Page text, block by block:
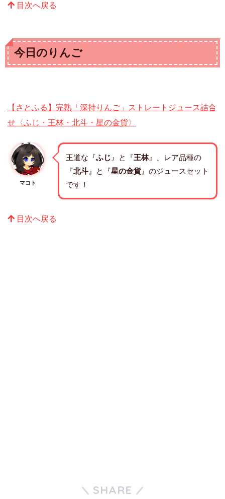
目次へ戻る
今日のりんご
【さとふる】完熟「深持りんご」ストレートジュース詰合
せ〈ふじ・王林・北斗・星の金貨〉
マコト
王道な『ふじ 』と『王林』、レア品種の
『北斗 』と『星の金貨』のジュースセット
です！
目次へ戻る
SHARE